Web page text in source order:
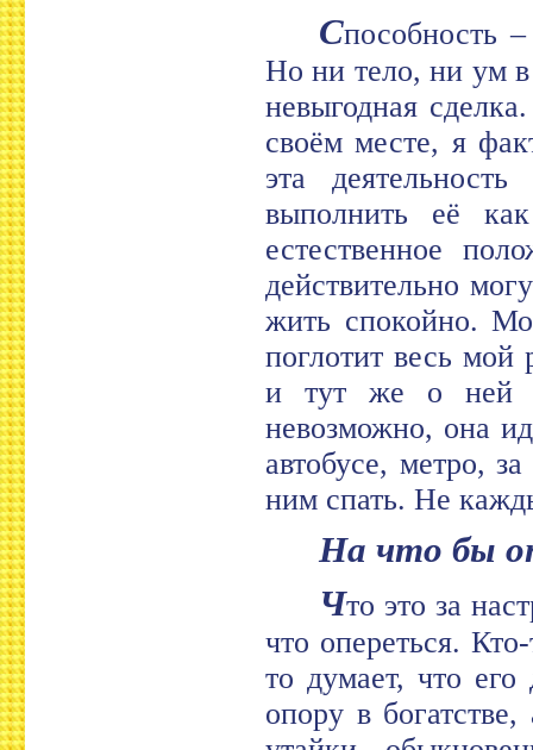
Способность
Но ни тело, ни ум в
невыгодная
своём месте, я
эта
выполнить её
естественное
действительно
жить спокойно.
поглотит весь
и тут же о ней
невозможно, она
автобусе, метро,
ним спать. Не
На что бы
Что это за
что опереться.
то думает, что его
опору в